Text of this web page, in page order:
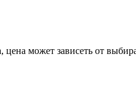
может зависеть от